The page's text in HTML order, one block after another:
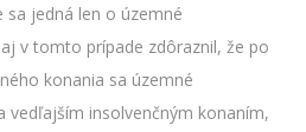
sa jedná len o územné
v tomto prípade zdôraznil, že po
konania sa územné
vedľajším insolvenčným konaním,